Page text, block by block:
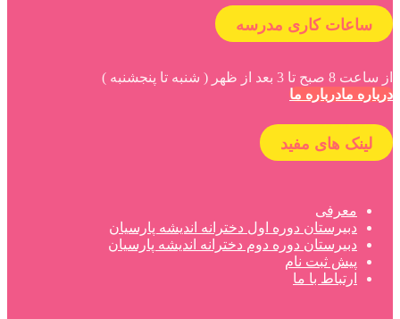
ساعات کاری مدرسه
از ساعت 8 صبح تا 3 بعد از ظهر ( شنبه تا پنجشنبه )
درباره مادرباره ما
لینک های مفید
معرفی
دبیرستان دوره اول دخترانه اندیشه پارسیان
دبیرستان دوره دوم دخترانه اندیشه پارسیان
پیش ثبت نام
ارتباط با ما